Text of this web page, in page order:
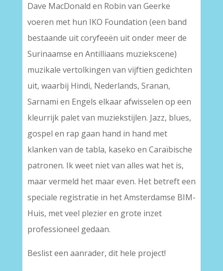
Dave MacDonald en Robin van Geerke
voeren met hun IKO Foundation (een band
bestaande uit coryfeeën uit onder meer de
Surinaamse en Antilliaans muziekscene)
muzikale vertolkingen van vijftien gedichten
uit, waarbij Hindi, Nederlands, Sranan,
Sarnami en Engels elkaar afwisselen op een
kleurrijk palet van muziekstijlen. Jazz, blues,
gospel en rap gaan hand in hand met
klanken van de tabla, kaseko en Caraïbische
patronen. Ik weet niet van alles wat het is,
maar vermeld het maar even. Het betreft een
speciale registratie in het Amsterdamse BIM-
Huis, met veel plezier en grote inzet
professioneel gedaan.
Beslist een aanrader, dit hele project!